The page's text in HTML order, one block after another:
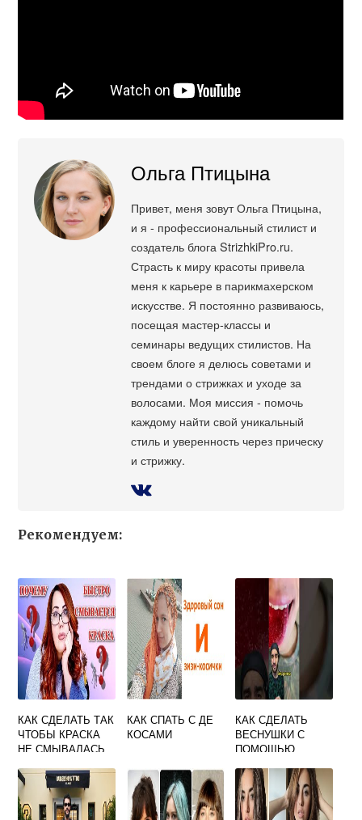
Ольга Птицына
Привет, меня зовут Ольга Птицына,
и я - профессиональный стилист и
создатель блога StrizhkiPro.ru.
Страсть к миру красоты привела
меня к карьере в парикмахерском
искусстве. Я постоянно развиваюсь,
посещая мастер-классы и
семинары ведущих стилистов. На
своем блоге я делюсь советами и
трендами о стрижках и уходе за
волосами. Моя миссия - помочь
каждому найти свой уникальный
стиль и уверенность через прическу
и стрижку.
Рекомендуем:
КАК СДЕЛАТЬ ТАК
ЧТОБЫ КРАСКА
НЕ СМЫВАЛАСЬ
КАК СПАТЬ С ДЕ
КОСАМИ
КАК СДЕЛАТЬ
ВЕСНУШКИ С
ПОМОЩЬЮ
ВОЛОС